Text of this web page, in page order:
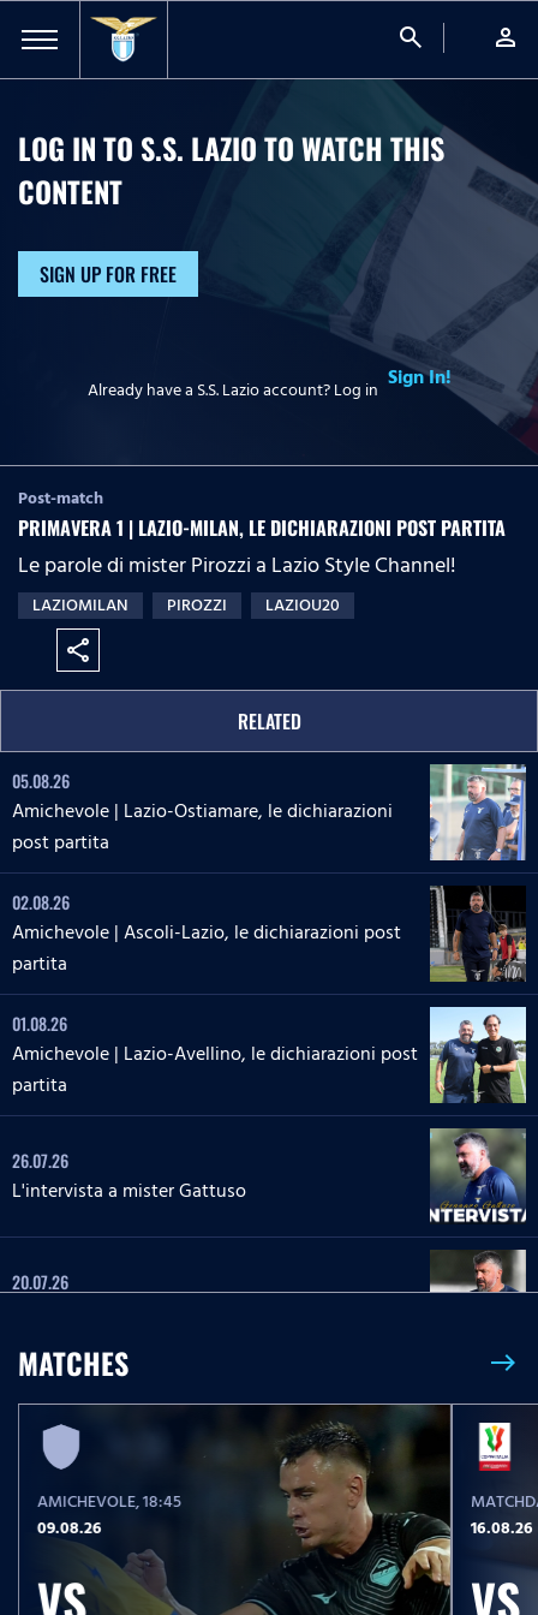
search person
LOG IN TO S.S. LAZIO TO WATCHTHIS
CONTENT
SIGN UP FOR FREE
Already have a S.S. Lazio account? Log in Sign In!
Post-match
PRIMAVERA 1 | LAZIO-MILAN, LE DICHIARAZIONI POST PARTITA
Le parole di mister Pirozzi a Lazio Style Channel!
LAZIOMILAN PIROZZI LAZIOU20
share
RELATED
05.08.26
Amichevole | Lazio-Ostiamare, le dichiarazioni
post partita
02.08.26
Amichevole | Ascoli-Lazio, le dichiarazioni post
partita
01.08.26
Amichevole | Lazio-Avellino, le dichiarazioni post
partita
26.07.26
L'intervista a mister Gattuso
20.07.26
23.05.26
Serie A Enilive | Lazio-Pisa, le parole post partita
23.05.26
Serie A Enilive | Lazio-Pisa, la conferenza stampa
post partita
MATCHES east
AMICHEVOLE, 18:45
09.08.26
VS
16.08.26
VS